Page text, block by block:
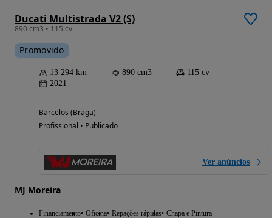
Ducati Multistrada V2 (S)
890 cm3 • 115 cv
Promovido
13 294 km 890 cm3
115 cv
2021
Barcelos (Braga)
Profissional • Publicado
Ver anúncios
MJ Moreira
Financiamento Oficina Repações rápidas Chapa e Pintura